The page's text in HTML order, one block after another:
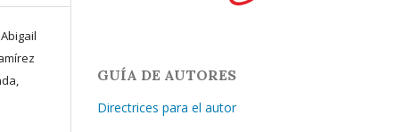
GUÍA DE AUTORES
Directrices para el autor